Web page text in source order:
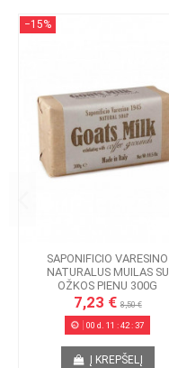
−15%
SAPONIFICIO VARESINO
NATURALUS MUILAS SU
OŽKOS PIENU 300G
7,23 €8,50 €
00 d. 11 :42:37
Į KREPŠELĮ